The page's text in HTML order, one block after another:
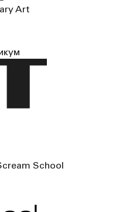
Art
School